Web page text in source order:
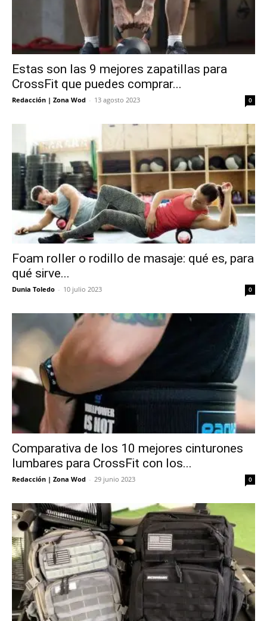
Estas son las 9 mejores zapatillas para
CrossFit que puedes comprar...
Redacción | Zona Wod - 13 agosto 2023 0
Foam roller o rodillo de masaje: qué es, para
qué sirve...
Dunia Toledo - 10 julio 2023 0
Comparativa de los 10 mejores cinturones
lumbares para CrossFit con los...
Redacción | Zona Wod - 29 junio 2023 0